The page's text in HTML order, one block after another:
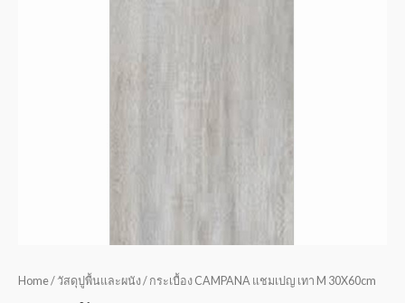
Home/ วัสดุปูพื้นและผนัง/ กระเบื้อง CAMPANA แชมเปญ เทา M 30X60cm